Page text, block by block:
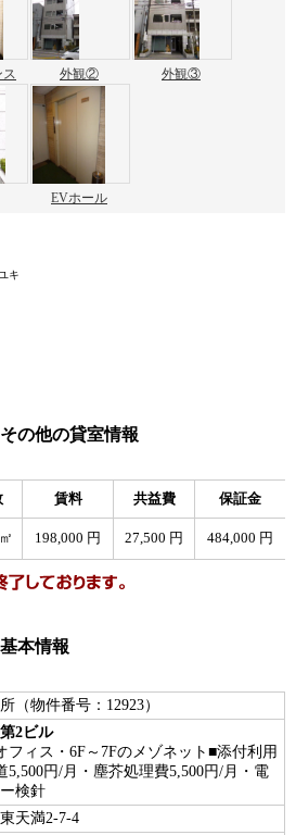
ス 外観② 外観③
EVホール
キ
の他の貸室情報
賃料 共益費 保証金
198,000 円 27,500 円 484,000 円
本情報
（物件番号：12923）
2ビル
フィス・6F～7Fのメゾネット■添付利用
5,500円/月・塵芥処理費5,500円/月・電
検針
天満2-7-4